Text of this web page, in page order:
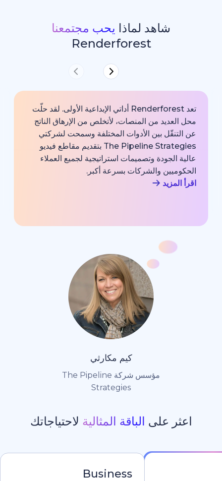
شاهد لماذايحب مجتمعنا
Renderforest
تعد Renderforest أداتي الإبداعية الأولى. لقد حلّت
من المنصات، لأتخلص من الإرهاق الناتج
بين الأدوات المختلفة وسمحت لشركتي
The Pipeline Strategies بتقديم مقاطع فيديو
وتصميمات استراتيجية لجميع العملاء
والشركات بسرعة أكبر.
مؤسس شركة The Pipeline
الباقة المثاليةلاحتياجاتك
Business